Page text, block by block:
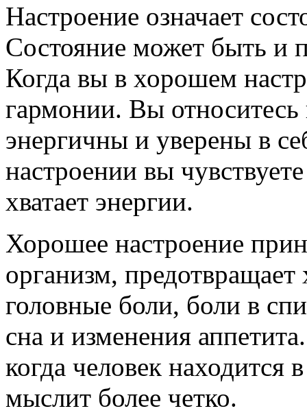
Настроение означает
Состояние может быть и
Когда вы в хорошем
гармонии. Вы
энергичны и уверены в
настроении вы
хватает энергии.
Хорошее настроение
организм,
головные боли, боли в
сна и изменения
когда человек
мыслит более четко.